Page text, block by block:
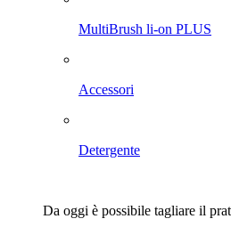
MultiBrush li-on PLUS
Accessori
Detergente
Da oggi è possibile tagliare il